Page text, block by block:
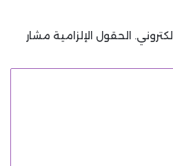
الحقول الإلزامية مشار